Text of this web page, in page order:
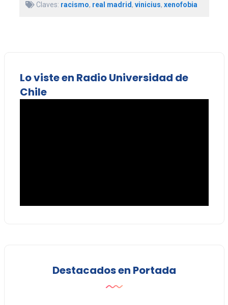
Claves: racismo, real madrid, vinicius, xenofobia
Lo viste en Radio Universidad de
Chile
Destacados en Portada